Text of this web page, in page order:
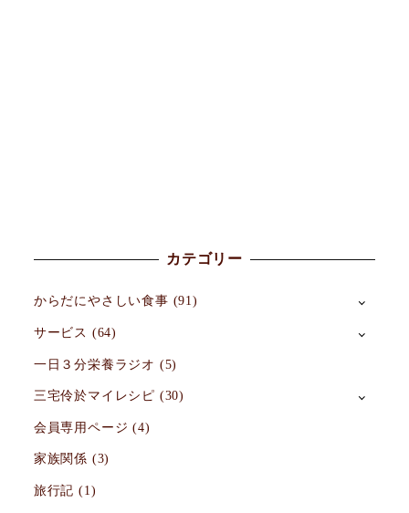
カテゴリー
からだにやさしい食事 (91)
サービス (64)
一日３分栄養ラジオ (5)
三宅伶於マイレシピ (30)
会員専用ページ (4)
家族関係 (3)
旅行記 (1)